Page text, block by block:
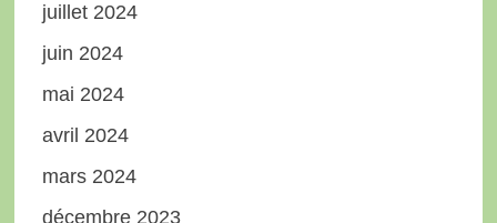
juillet 2024
juin 2024
mai 2024
avril 2024
mars 2024
décembre 2023